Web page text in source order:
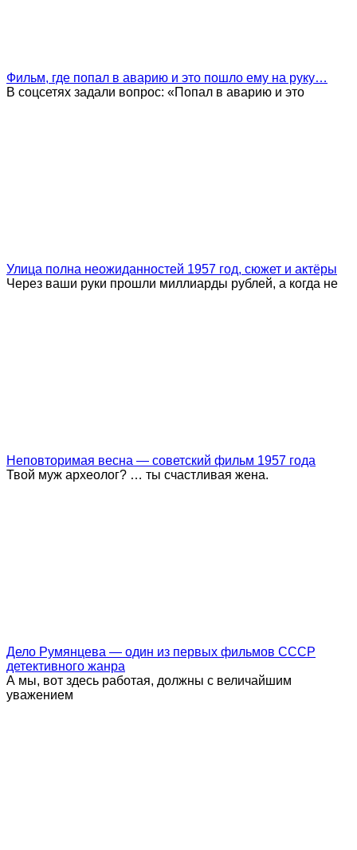
Фильм, где попал в аварию и это пошло ему на руку…
В соцсетях задали вопрос: «Попал в аварию и это
Улица полна неожиданностей 1957 год, сюжет и актёры
Через ваши руки прошли миллиарды рублей, а когда не
Неповторимая весна — советский фильм 1957 года
Твой муж археолог? … ты счастливая жена.
Дело Румянцева — один из первых фильмов СССР
детективного жанра
А мы, вот здесь работая, должны с величайшим
уважением